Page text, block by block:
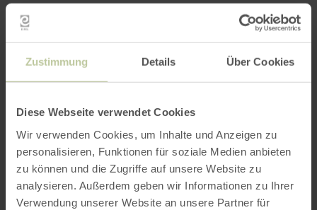
Zustimmung Details Über Cookies
Diese Webseite verwendet Cookies
Wir verwenden Cookies, um Inhalte und Anzeigen zu
personalisieren, Funktionen für soziale Medien anbieten
zu können und die Zugriffe auf unsere Website zu
analysieren. Außerdem geben wir Informationen zu Ihrer
Verwendung unserer Website an unsere Partner für
Plus
d'informations
Heures d'ouverture
Caractéristiques / Particularités